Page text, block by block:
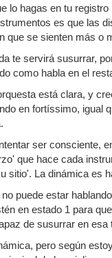
lo hagas en tu
es que las
que se sienten más o
te servirá susurrar,
como habla en el
está clara, y
en fortíssimo, igual
ser consciente,
que hace cada
sitio'. La dinámica es
puede estar
en estado 1 para
de susurrar en esa
pero según